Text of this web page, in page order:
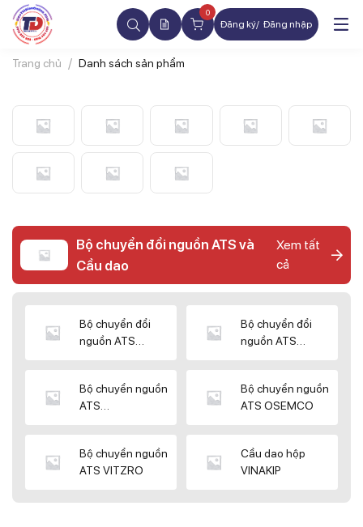
0
Đăng ký Đăng nhập
Trang chủ Danh sách sản phẩm
Bộ chuyển đổi nguồn ATS và
Cầu dao
Xem tất
cả
Bộ chuyển đổi
nguồn ATS
Bộ chuyển đổi
nguồn ATS
Bộ chuyển nguồn
ATS
Bộ chuyển nguồn
ATS OSEMCO
Bộ chuyển nguồn
ATS VITZRO
Cầu dao hộp
VINAKIP